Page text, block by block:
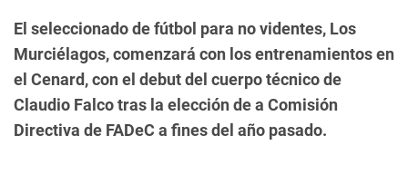
El seleccionado de fútbol para no videntes, Los
Murciélagos, comenzará con los entrenamientos en
el Cenard, con el debut del cuerpo técnico de
Claudio Falco tras la elección de a Comisión
Directiva de FADeC a fines del año pasado.